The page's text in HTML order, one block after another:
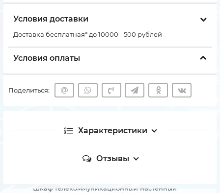
Условия доставки
Доставка бесплатная* до 10000 - 500 рублей
Условия оплаты
Поделиться:
Характеристики
Отзывы
Шкаф телекоммуникационный настенный